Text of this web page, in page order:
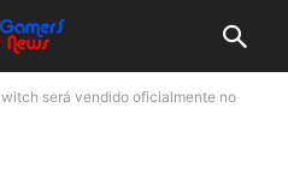
será vendido oficialmente no